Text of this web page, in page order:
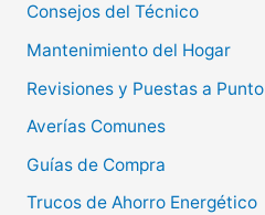
Consejos del Técnico
Mantenimiento del Hogar
Revisiones y Puestas a Punto
Averías Comunes
Guías de Compra
Trucos de Ahorro Energético